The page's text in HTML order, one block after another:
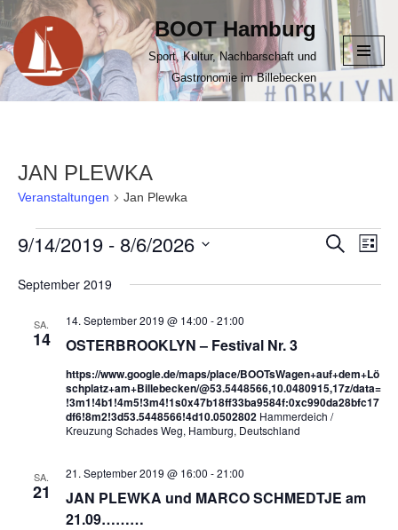
Zum
Inhalt
springen
BOOT Hamburg
Sport, Kultur, Nachbarschaft und
Gastronomie im Billebecken
JAN PLEWKA
Veranstaltungen Jan Plewka
Suche
Liste
9/14/2019 - 8/6/2026
wählen.
September 2019
SA.
14 OSTERBROOKLYN – Festival Nr. 3
14. September 2019 @ 14:00 -21:00
https://www.google.de/maps/place/BOOTsWagen+auf+dem+Lö
schplatz+am+Billebecken/@53.5448566,10.0480915,17z/data=
!3m1!4b1!4m5!3m4!1s0x47b18ff33ba9584f:0xc990da28bfc17
df6!8m2!3d53.5448566!4d10.0502802 Hammerdeich /
Kreuzung Schades Weg, Hamburg, Deutschland
SA.
21
JAN PLEWKA und MARCO SCHMEDTJE am
21.09………
21. September 2019 @ 16:00 -21:00